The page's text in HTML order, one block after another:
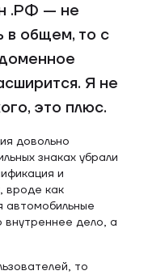
.РФ — не
в общем, то с
Я не
это плюс.
довольно
знаках убрали
и
вроде как
автомобильные
дело, а
то